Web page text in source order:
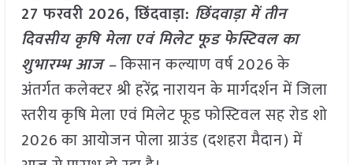
27 फरवरी 2026,छिंदवाड़ा: छिंदवाड़ा में तीन
दिवसीय कृषि मेला एवं मिलेट फूड फेस्टिवल का
शुभारम्भ आज –किसान कल्याण वर्ष 2026 के
अंतर्गत कलेक्टर श्री हरेंद्र नारायन के मार्गदर्शन में जिला
स्तरीय कृषि मेला एवं मिलेट फूड फोस्टिवल सह रोड शो
2026 का आयोजन पोला ग्राउंड (दशहरा मैदान) में